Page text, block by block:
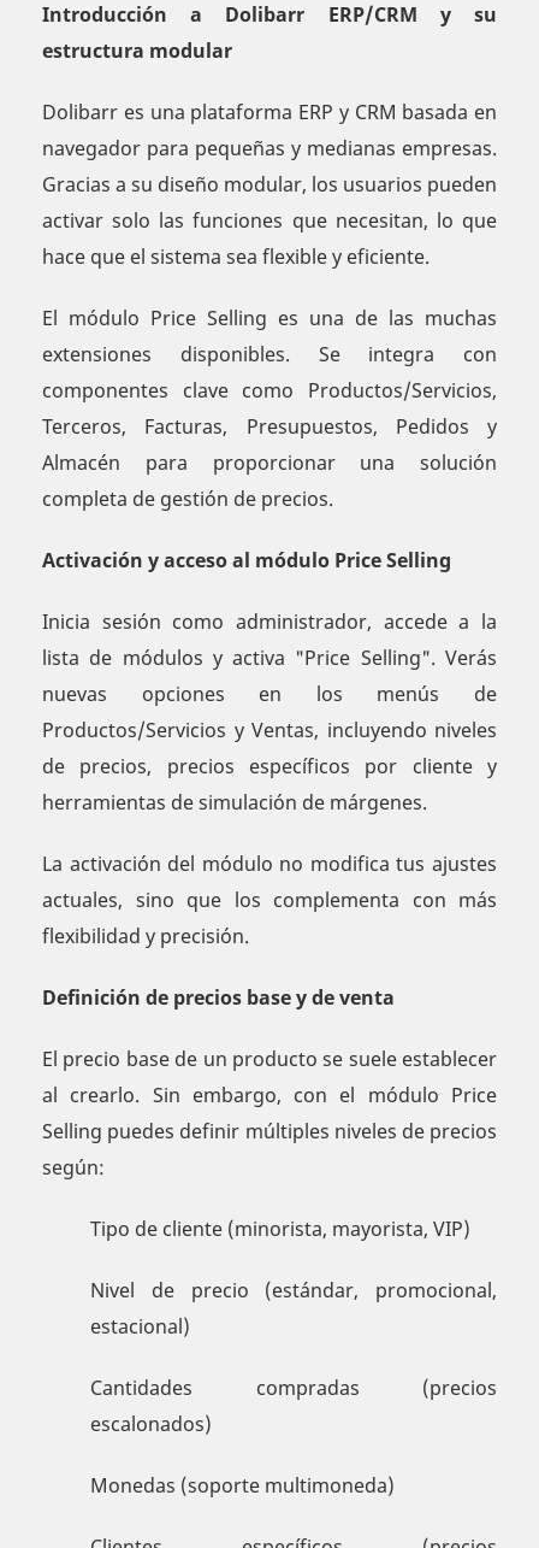
Introducción a Dolibarr ERP/CRM y su
estructura modular
Dolibarr es una plataforma ERP y CRM basada en
navegador para pequeñas y medianas empresas.
Gracias a su diseño modular, los usuarios pueden
activar solo las funciones que necesitan, lo que
hace que el sistema sea flexible y eficiente.
El módulo Price Selling es una de las muchas
extensiones disponibles. Se integra con
componentes clave como Productos/Servicios,
Terceros, Facturas, Presupuestos, Pedidos y
Almacén para proporcionar una solución
completa de gestión de precios.
Activación y acceso al módulo Price Selling
Inicia sesión como administrador, accede a la
lista de módulos y activa "Price Selling". Verás
nuevas opciones en los menús de
Productos/Servicios y Ventas, incluyendo niveles
de precios, precios específicos por cliente y
herramientas de simulación de márgenes.
La activación del módulo no modifica tus ajustes
actuales, sino que los complementa con más
flexibilidad y precisión.
Definición de precios base y de venta
El precio base de un producto se suele establecer
al crearlo. Sin embargo, con el módulo Price
Selling puedes definir múltiples niveles de precios
según:
Tipo de cliente (minorista, mayorista, VIP)
Nivel de precio (estándar, promocional,
estacional)
Cantidades compradas (precios
escalonados)
Monedas (soporte multimoneda)